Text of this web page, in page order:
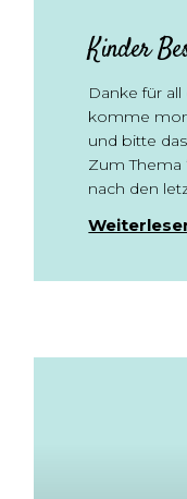
Kinder
Danke für
komme
und bitte
Zum Thema
nach den